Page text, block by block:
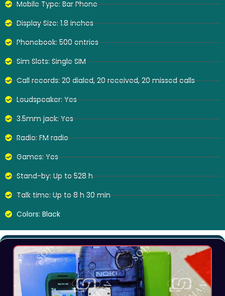
Mobile Type: Bar Phone
Display Size: 1.8 inches
Phonebook: 500 entries
Sim Slots: Single SIM
Call records: 20 dialed, 20 received, 20 missed calls
Loudspeaker: Yes
3.5mm jack: Yes
Radio: FM radio
Games: Yes
Stand-by: Up to 528 h
Talk time: Up to 8 h 30 min
Colors: Black